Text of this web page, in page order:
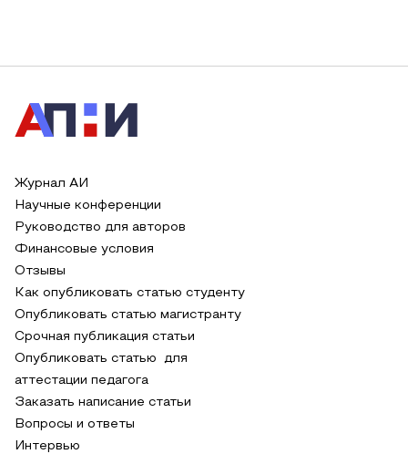
Журнал АИ
Научные конференции
Руководство для авторов
Финансовые условия
Отзывы
Как опубликовать статью студенту
Опубликовать статью магистранту
Срочная публикация статьи
Опубликовать статью для
аттестации педагога
Заказать написание статьи
Вопросы и ответы
Интервью